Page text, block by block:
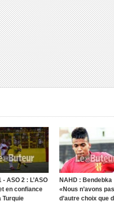
- ASO 2 : L’ASO
en confiance
Turquie
NAHD : Bendebka
«Nous n’avons pas
d’autre choix que